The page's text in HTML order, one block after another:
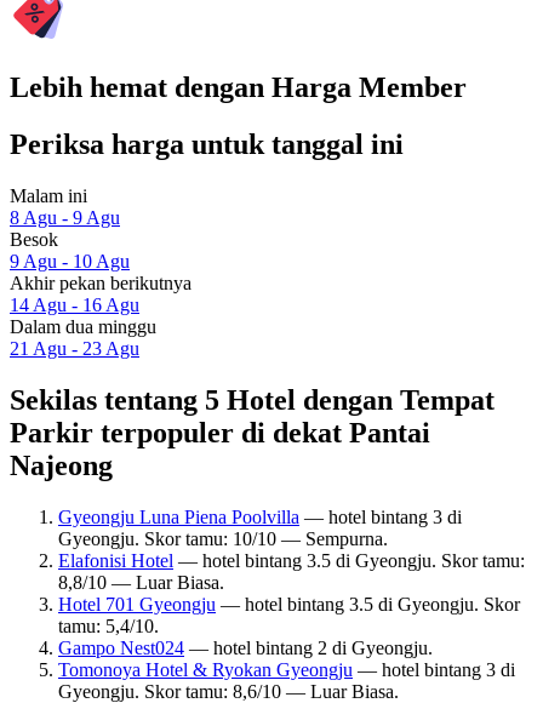
Lebih hemat dengan Harga Member
Periksa harga untuk tanggal ini
Malam ini
8 Agu - 9 Agu
Besok
9 Agu - 10 Agu
Akhir pekan berikutnya
14 Agu - 16 Agu
Dalam dua minggu
21 Agu - 23 Agu
Sekilas tentang 5 Hotel dengan Tempat
Parkir terpopuler di dekat Pantai
Najeong
Gyeongju Luna Piena Poolvilla — hotel bintang 3 di
Gyeongju. Skor tamu: 10/10 — Sempurna.
Elafonisi Hotel — hotel bintang 3.5 di Gyeongju. Skor tamu:
8,8/10 — Luar Biasa.
Hotel 701 Gyeongju — hotel bintang 3.5 di Gyeongju. Skor
tamu: 5,4/10.
Gampo Nest024 — hotel bintang 2 di Gyeongju.
Tomonoya Hotel & Ryokan Gyeongju — hotel bintang 3 di
Gyeongju. Skor tamu: 8,6/10 — Luar Biasa.